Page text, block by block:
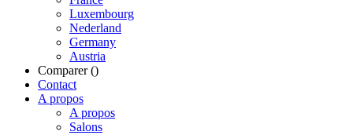
Luxembourg
Nederland
Germany
Austria
Comparer ()
Contact
A propos
A propos
Salons